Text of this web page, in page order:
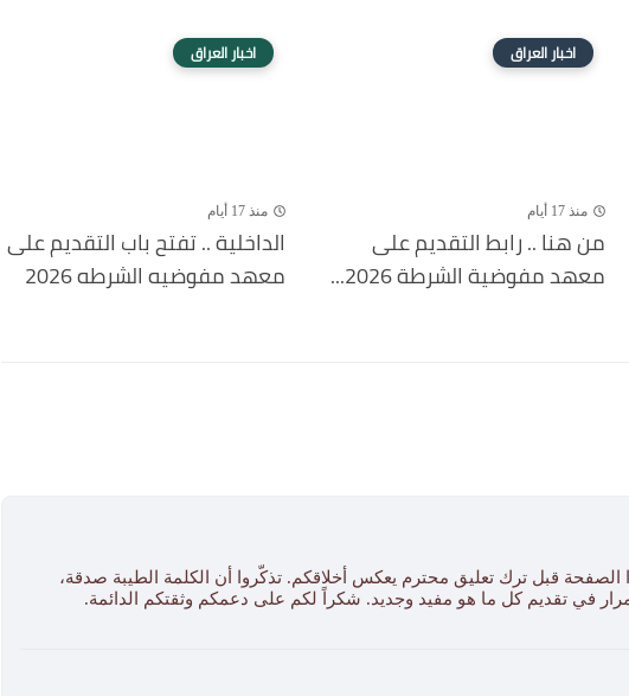
اخبار العراق
منذ 17 أيام
من هنا .. رابط التقديم على
معهد مفوضية الشرطة 2026...
اخبار العراق
منذ 17 أيام
الداخلية .. تفتح باب التقديم على
معهد مفوضيه الشرطه 2026
الصفحة قبل ترك تعليق محترم يعكس أخلاقكم. تذكّروا أن الكلمة الطيبة صدقة،
في تقديم كل ما هو مفيد وجديد. شكراً لكم على دعمكم وثقتكم الدائمة.